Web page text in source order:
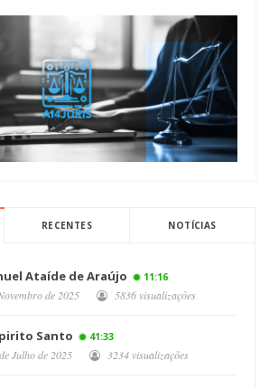
RECENTES NOTÍCIAS
Ataíde de Araújo 11:16
de 2025 5836 visualizações
Santo 41:33
Julho de 2025 3234 visualizações